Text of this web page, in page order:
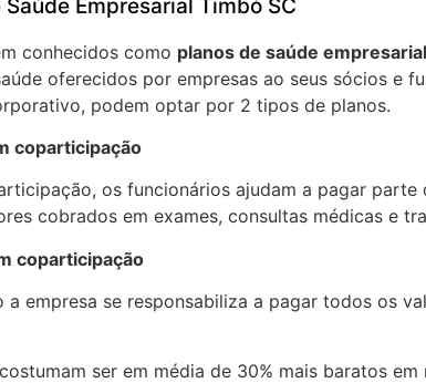
Saúde Empresarial Timbó SC
conhecidos como planos de saúde
oferecidos por empresas ao seus sócios e
podem optar por 2 tipos de planos.
coparticipação
os funcionários ajudam a pagar parte
cobrados em exames, consultas médicas e
coparticipação
empresa se responsabiliza a pagar todos os
ser em média de 30% mais baratos em